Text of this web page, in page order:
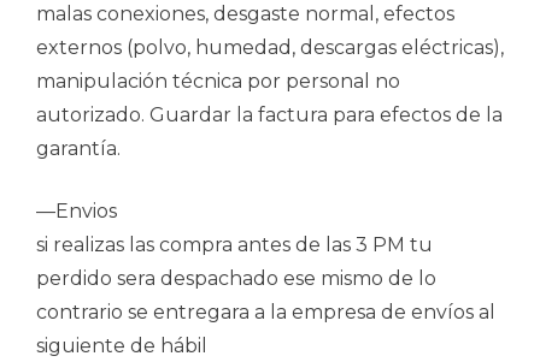
malas conexiones, desgaste normal, efectos
externos (polvo, humedad, descargas eléctricas),
manipulación técnica por personal no
autorizado. Guardar la factura para efectos de la
garantía.
—Envios
si realizas las compra antes de las 3 PM tu
perdido sera despachado ese mismo de lo
contrario se entregara a la empresa de envíos al
siguiente de hábil